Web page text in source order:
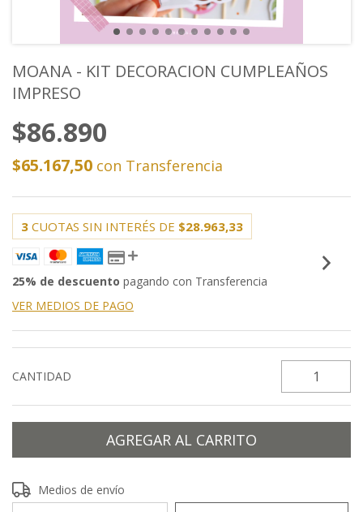
MOANA - KIT DECORACION CUMPLEAÑOS
IMPRESO
$86.890
$65.167,50 con Transferencia
3 CUOTAS SIN INTERÉS DE $28.963,33
25% de descuento pagando con Transferencia
VER MEDIOS DE PAGO
CANTIDAD
Entregas para el CP:
Medios de envío